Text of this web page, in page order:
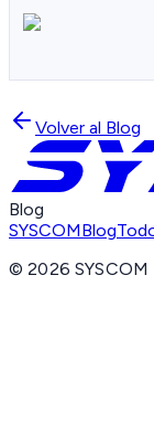
Volver al Blog
Blog
SYSCOMBlog
©2026 SYSCOM